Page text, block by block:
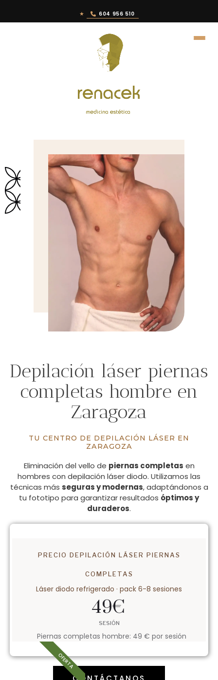
★ 604 956 510
Depilación láser piernas
completas hombre en
Zaragoza
TU CENTRO DE DEPILACIÓN LÁSER EN
ZARAGOZA
Eliminación del vello de piernas completas en
hombres con depilación láser diodo. Utilizamos las
técnicas más seguras y modernas, adaptándonos a
tu fototipo para garantizar resultados óptimos y
duraderos.
PRECIO DEPILACIÓN LÁSER PIERNAS
COMPLETAS
Láser diodo refrigerado · pack 6-8 sesiones
49€
SESIÓN
Piernas completas hombre: 49 € por sesión
OFERTA